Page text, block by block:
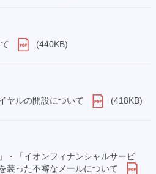
(440KB)
ヤルの開設について
(418KB)
・「イオンフィナンシャルサービ
装った不審なメールについて